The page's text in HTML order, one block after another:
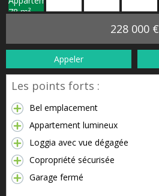
228 000 €
Appeler
Les points forts :
Bel emplacement
Appartement lumineux
Loggia avec vue dégagée
Copropriété sécurisée
Garage fermé